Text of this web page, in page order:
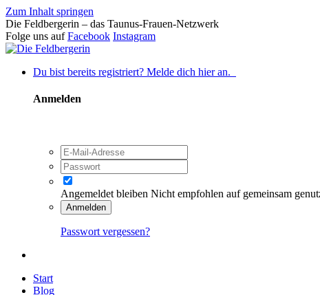
Zum Inhalt springen
Die Feldbergerin – das Taunus-Frauen-Netzwerk
Folge uns aufFacebook Instagram
Du bist bereits registriert? Melde dich hier an.
Anmelden
Angemeldet bleiben Nicht empfohlen auf gemeinsam
Anmelden
Passwort vergessen?
Start
Blog